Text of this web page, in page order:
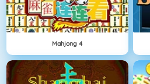
Mahjong 4